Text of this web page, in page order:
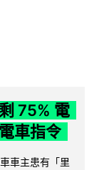
75% 電
車指令
車主患有「里